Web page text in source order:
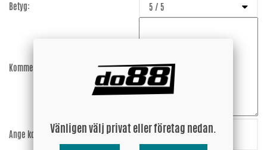
Betyg:
Kommentar:
Ange koden:kG6pDb
Vänligen välj privat eller företag nedan.